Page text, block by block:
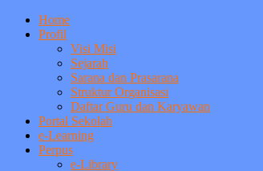
Home
Profil
Visi Misi
Sejarah
Sarana dan Prasarana
Struktur Organisasi
Daftar Guru dan Karyawan
Portal Sekolah
e-Learning
Perpus
e-Library